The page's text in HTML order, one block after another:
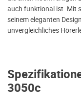
3050c
auch funktional ist. Mit
seinem eleganten
unvergleichliches